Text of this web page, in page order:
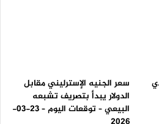
سعر الجنيه الإسترليني مقابل
الدولار يبدأ بتصريف تشبعه
البيعي – توقعات اليوم – 23-03-